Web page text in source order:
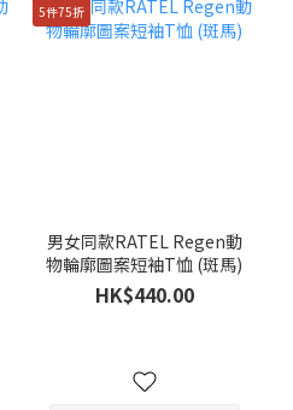
5件75折
男女同款RATEL Regen動
物輪廓圖案短袖T恤 (斑馬)
HK$440.00